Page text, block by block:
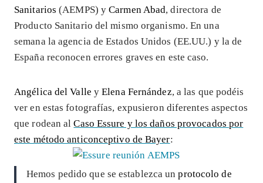
Sanitarios (AEMPS) yCarmen Abad, directora de
Producto Sanitario del mismo organismo. En una
semana la agencia de Estados Unidos (EE.UU.) y la de
España reconocen errores graves en este caso.
Angélica del Valle yElena Fernández, a las que podéis
ver en estas fotografías, expusieron diferentes aspectos
que rodean alCaso Essure y los daños provocados por
este método anticonceptivo de Bayer:
Hemos pedido que se establezca unprotocolo de